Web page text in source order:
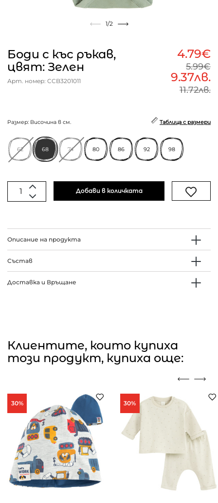
1/2
Боди с къс ръкав,
цвят: Зелен
Арт. номер: CCB3201011
4.79€
5.99€
9.37лв.
11.72лв.
Размер: Височина в см. Таблица с размери
62 68 74 80 86 92 98
Добави в количката
Описание на продукта
Състав
Доставка и Връщане
Клиентите, които купиха
този продукт, купиха още:
30% 30%